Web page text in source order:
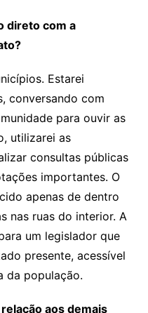
direto com a
Estarei
conversando com
para ouvir as
utilizarei as
consultas públicas
importantes. O
apenas de dentro
nas ruas do interior. A
um legislador que
presente, acessível
da população.
aos demais